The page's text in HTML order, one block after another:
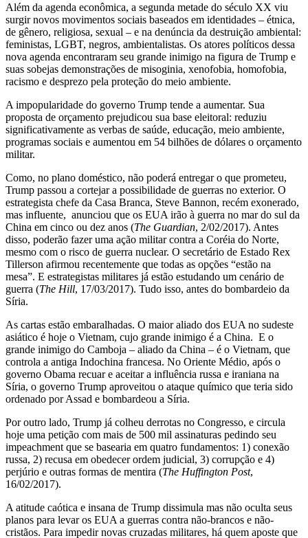
Além da agenda econômica, a segunda metade do século XX viu
surgir novos movimentos sociais baseados em identidades – étnica,
de gênero, religiosa, sexual – e na denúncia da destruição ambiental:
feministas, LGBT, negros, ambientalistas. Os atores políticos dessa
nova agenda encontraram seu grande inimigo na figura de Trump e
suas sobejas demonstrações de misoginia, xenofobia, homofobia,
racismo e desprezo pela proteção do meio ambiente.
A impopularidade do governo Trump tende a aumentar. Sua
proposta de orçamento prejudicou sua base eleitoral: reduziu
significativamente as verbas de saúde, educação, meio ambiente,
programas sociais e aumentou em 54 bilhões de dólares o orçamento
militar.
Como, no plano doméstico, não poderá entregar o que prometeu,
Trump passou a cortejar a possibilidade de guerras no exterior. O
estrategista chefe da Casa Branca, Steve Bannon, recém exonerado,
mas influente, anunciou que os EUA irão à guerra no mar do sul da
China em cinco ou dez anos (The Guardian, 2/02/2017). Antes
disso, poderão fazer uma ação militar contra a Coréia do Norte,
mesmo com o risco de guerra nuclear. O secretário de Estado Rex
Tillerson afirmou recentemente que todas as opções “estão na
mesa”. E estrategistas militares já estão estudando um cenário de
guerra (The Hill, 17/03/2017). Tudo isso, antes do bombardeio da
Síria.
As cartas estão embaralhadas. O maior aliado dos EUA no sudeste
asiático é hoje o Vietnam, cujo grande inimigo é a China. E o
grande inimigo do Camboja – aliado da China – é o Vietnam, que
controla a antiga Indochina francesa. No Oriente Médio, após o
governo Obama recuar e aceitar a influência russa e iraniana na
Síria, o governo Trump aproveitou o ataque químico que teria sido
ordenado por Assad e bombardeou a Síria.
Por outro lado, Trump já colheu derrotas no Congresso, e circula
hoje uma petição com mais de 500 mil assinaturas pedindo seu
impeachment que se basearia em quatro fundamentos: 1) conexão
russa, 2) recusa em obedecer ordem judicial, 3) corrupção e 4)
perjúrio e outras formas de mentira (The Huffington Post,
16/02/2017).
A atitude caótica e insana de Trump dissimula mas não oculta seus
planos para levar os EUA a guerras contra não-brancos e não-
cristãos. Para impedir novas cruzadas militares, há quem aposte que